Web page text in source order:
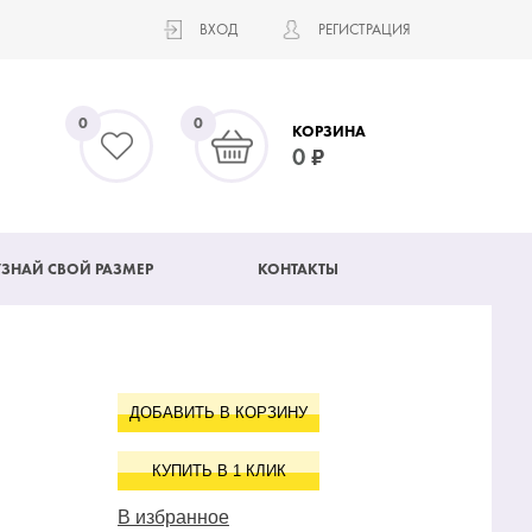
ВХОД РЕГИСТРАЦИЯ
0 0 КОРЗИНА
0
СВОЙ РАЗМЕР КОНТАКТЫ
ДОБАВИТЬ В КОРЗИНУ
КУПИТЬ В 1 КЛИК
В избранное